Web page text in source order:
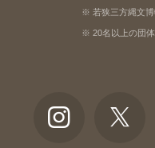
若狭三方縄文
20名以上の団